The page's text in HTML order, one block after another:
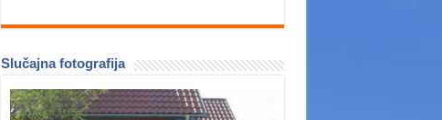
Slučajna fotografija